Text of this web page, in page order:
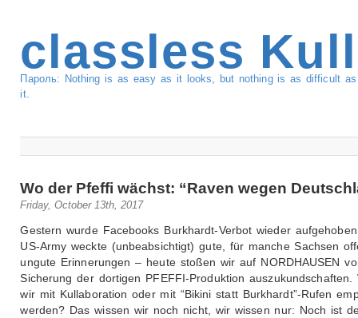
classless
Пароль: Nothing is as easy as it looks, but nothing is as difficult
it.
Wo der Pfeffi wächst: “Raven wegen
Friday, October 13th, 2017
Gestern wurde Facebooks Burkhardt-Verbot wieder
US-Army weckte (unbeabsichtigt) gute, für manche Sachsen
ungute Erinnerungen – heute stoßen wir auf NORDHAUSEN
Sicherung der dortigen PFEFFI-Produktion auszukundschaften.
wir mit Kullaboration oder mit “Bikini statt Burkhardt”-Rufen
werden? Das wissen wir noch nicht, wir wissen nur: Noch ist